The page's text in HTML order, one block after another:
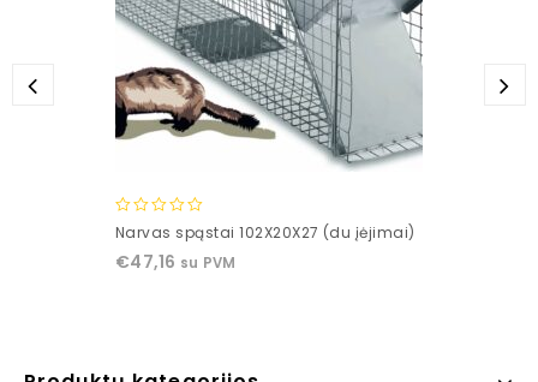
0
of
Narvas spąstai 102X20X27 (du įėjimai)
€47,16 su PVM